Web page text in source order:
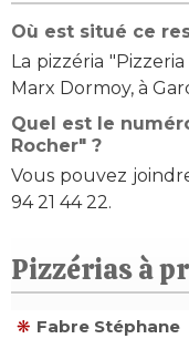
Où est situé ce
La pizzéria
Marx Dormoy, à
Quel est le
Rocher" ?
Vous pouvez
94 21 44 22.
Pizzérias à
Fabre Stéphane